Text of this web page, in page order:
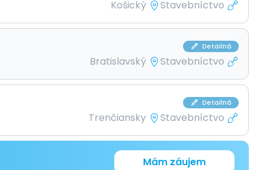
Košický Stavebníctvo
Detailná
Bratislavský Stavebníctvo
Detailná
Trenčiansky Stavebníctvo
Mám záujem